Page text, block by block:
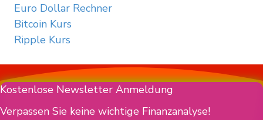
Euro Dollar Rechner
Bitcoin Kurs
Ripple Kurs
Kostenlose Newsletter Anmeldung
Verpassen Sie keine wichtige Finanzanalyse!